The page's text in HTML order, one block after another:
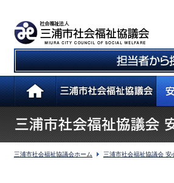
三浦市社会福祉協議会ホーム 三浦市社会福祉協議会 安